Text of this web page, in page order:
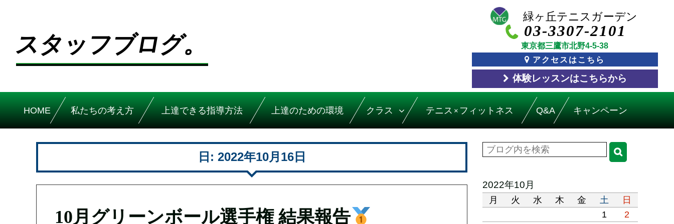
スタッフブログ。
03-3307-2101
東京都三鷹市北野4-5-38
アクセスはこちら
体験レッスンはこちらから
HOME 私たちの考え方 上達できる指導方法 上達のための環境 クラス テニス × フィットネス Q&A キャンペーン
日: 2022年10月16日
10月グリーンボール選手権 結果報告
2022年10月
月 火 水 木 金 土
日
1
2